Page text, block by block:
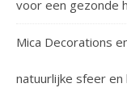
voor een gezonde
Mica Decorations
natuurlijke sfeer en